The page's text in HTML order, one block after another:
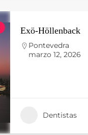
Exö-Höllenback
Pontevedra
marzo 12, 2026
Dentistas